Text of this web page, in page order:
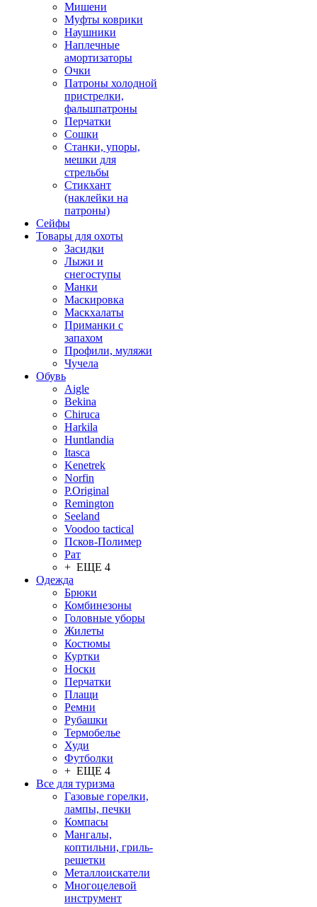
Мишени
Муфты коврики
Наушники
Наплечные
амортизаторы
Очки
Патроны холодной
пристрелки,
фальшпатроны
Перчатки
Сошки
Станки, упоры,
мешки для
стрельбы
Стикхант
(наклейки на
патроны)
Сейфы
Товары для охоты
Засидки
Лыжи и
снегоступы
Манки
Маскировка
Маскхалаты
Приманки с
запахом
Профили, муляжи
Чучела
Обувь
Aigle
Bekina
Chiruсa
Harkila
Huntlandia
Itasca
Kenetrek
Norfin
P.Original
Remington
Seeland
Voodoo tactical
Псков-Полимер
Рат
+ ЕЩЕ 4
Одежда
Брюки
Комбинезоны
Головные уборы
Жилеты
Костюмы
Куртки
Носки
Перчатки
Плащи
Ремни
Рубашки
Термобелье
Худи
Футболки
+ ЕЩЕ 4
Все для туризма
Газовые горелки,
лампы, печки
Компасы
Мангалы,
коптильни, гриль-
решетки
Металлоискатели
Многоцелевой
инструмент